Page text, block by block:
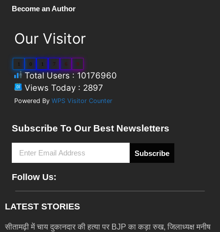
Become an Author
Our Visitor
1 1 7 6 9
Total Users : 10176960
Views Today : 2897
Powered By WPS Visitor Counter
Subscribe To Our Best Newsletters
Subscribe
Follow Us:
LATEST STORIES
सीतामढ़ी में चाय दुकानदार की हत्या पर BJP का कड़ा रुख, जिलाध्यक्ष मनीष